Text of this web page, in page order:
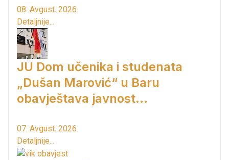
08. Avgust. 2026.
Detaljnije...
JU Dom učenika i studenata
„Dušan Marović“ u Baru
obavještava javnost...
07. Avgust. 2026.
Detaljnije...